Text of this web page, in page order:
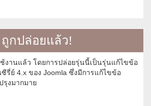
ถูกปล่อยแล้ว!
ช้งานแล้ว โดยการปล่อยรุ่นนี้เป็นรุ่นแก้ไขข้อ
รี่ย์ 4.x ของ Joomla ซึ่งมีการแก้ไขข้อ
รุงมากมาย